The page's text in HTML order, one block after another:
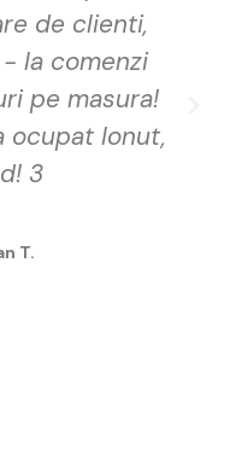
de clienti,
la comenzi
pe masura!
ocupat Ionut,
3
T.